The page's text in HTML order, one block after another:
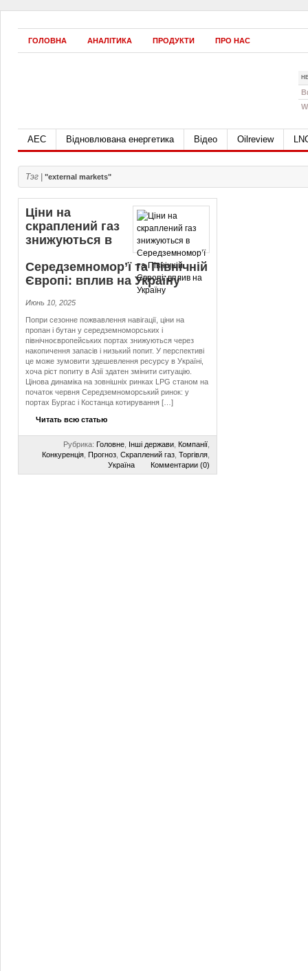
ГОЛОВНА АНАЛІТИКА ПРОДУКТИ ПРО НАС
АЕС Відновлювана енергетика Відео Oilreview
Тэг | "external markets"
Ціни на
скраплений газ
знижуються в
Середземномор’ї та Північній
Європі: вплив на Україну
Июнь 10, 2025
Попри сезонне пожвавлення навігації, ціни на
пропан і бутан у середземноморських і
північноєвропейських портах знижуються через
накопичення запасів і низький попит. У перспективі
це може зумовити здешевлення ресурсу в Україні,
хоча ріст попиту в Азії здатен змінити ситуацію.
Цінова динаміка на зовнішніх ринках LPG станом на
початок червня Середземноморський ринок: у
портах Бургас і Костанца котирування […]
Читать всю статью
Рубрика: Головне Інші держави Компанії
Конкуренція Прогноз Скраплений газ Торгівля
Україна
Комментарии (0)